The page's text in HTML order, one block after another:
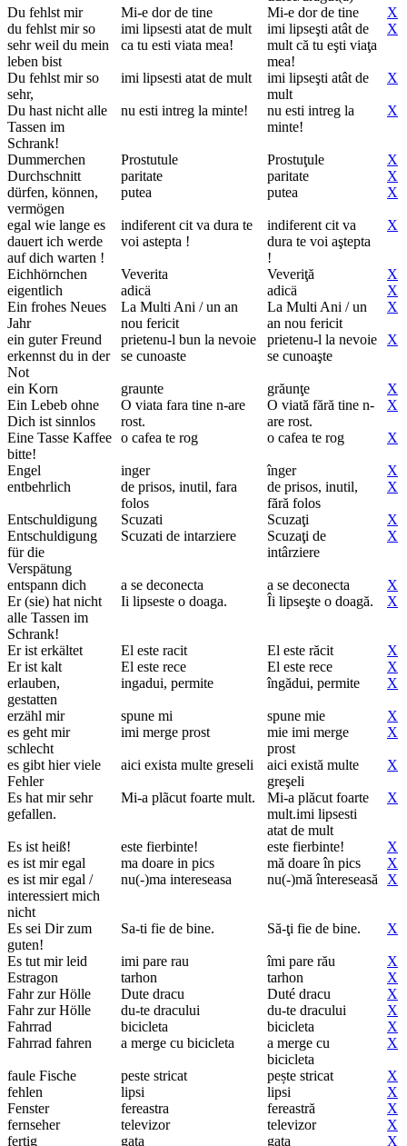
Du fehlst mir Mi-e dor de tine Mi-e dor de tine
X
du fehlst mir so
sehr weil du mein
leben bist
imi lipsesti atat de mult
ca tu esti viata mea!
imi lipseşti atât de
mult că tu eşti viaţa
mea!
X
Du fehlst mir so
sehr,
imi lipsesti atat de mult
imi lipseşti atât de
mult
X
Du hast nicht alle
Tassen im
Schrank!
nu esti intreg la minte!
nu esti intreg la
minte!
X
Dummerchen Prostutule Prostuţule
X
Durchschnitt
paritate paritate
X
dürfen, können,
vermögen
putea putea X
egal wie lange es
dauert ich werde
auf dich warten !
indiferent cit va dura te
voi astepta !
indiferent cit va
dura te voi aştepta
!
X
Eichhörnchen Veverita Veveriţă
X
eigentlich
adicä adicä
X
Ein frohes Neues
Jahr
La Multi Ani / un an
nou fericit
La Multi Ani / un
an nou fericit
X
ein guter Freund
erkennst du in der
Not
prietenu-l bun la nevoie
se cunoaste
prietenu-l la nevoie
se cunoaşte
X
ein Korn graunte grăunţe
X
Ein Lebeb ohne
Dich ist sinnlos
O viata fara tine n-are
rost.
O viată fără tine n-
are rost.
X
Eine Tasse Kaffee
bitte!
o cafea te rog o cafea te rog X
Engel inger înger
X
entbehrlich
de prisos, inutil, fara
folos
de prisos, inutil,
fără folos
X
Entschuldigung Scuzati Scuzaţi
X
Entschuldigung
für die
Verspätung
Scuzati de intarziere
Scuzaţi de
intârziere
X
entspann dich a se deconecta a se deconecta
X
Er (sie) hat nicht
alle Tassen im
Schrank!
Ii lipseste o doaga. Îi lipseşte o doagă. X
Er ist erkältet El este racit El este răcit
X
Er ist kalt
El este rece El este rece
X
erlauben,
gestatten
ingadui, permite îngădui, permite X
erzähl mir spune mi spune mie
X
es geht mir
schlecht
imi merge prost
mie imi merge
prost
X
es gibt hier viele
Fehler
aici exista multe greseli
aici există multe
greşeli
X
Es hat mir sehr
gefallen.
Mi-a plãcut foarte mult.
Mi-a plăcut foarte
mult.imi lipsesti
atat de mult
X
Es ist heiß! este fierbinte! este fierbinte!
X
es ist mir egal
ma doare in pics mă doare în pics
X
es ist mir egal /
interessiert mich
nicht
nu(-)ma intereseasa nu(-)mă întereseasă X
Es sei Dir zum
guten!
Sa-ti fie de bine. Să-ţi fie de bine. X
Es tut mir leid imi pare rau îmi pare rău
X
Estragon
tarhon tarhon
X
Fahr zur Hölle
Dute dracu Duté dracu
X
Fahr zur Hölle
du-te dracului du-te dracului
X
Fahrrad
bicicleta bicicleta
X
Fahrrad fahren
a merge cu bicicleta
a merge cu
bicicleta
X
faule Fische peste stricat pește stricat
X
fehlen
lipsi lipsi
X
Fenster
fereastra fereastră
X
fernseher
televizor televizor
X
fertig
gata gata
X